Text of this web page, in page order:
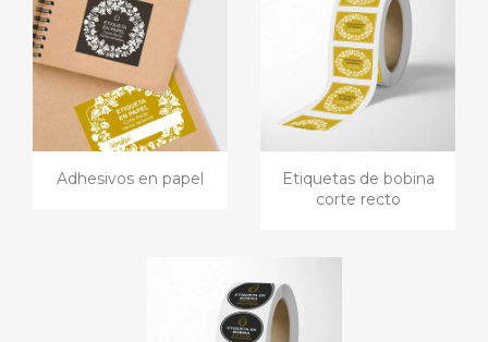
Adhesivos en papel
Etiquetas de bobina
corte recto